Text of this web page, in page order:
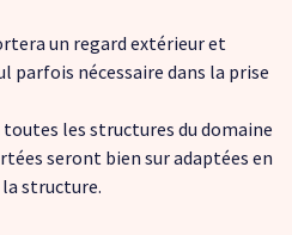
un regard extérieur et
parfois nécessaire dans la prise
les structures du domaine
seront bien sur adaptées en
structure.